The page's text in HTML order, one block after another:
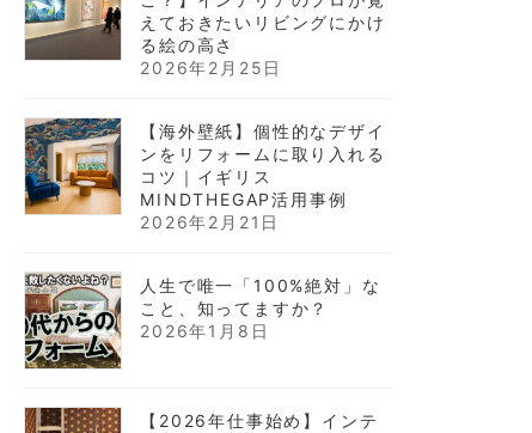
えておきたいリビングにかけ
る絵の高さ
2026年2月25日
【海外壁紙】個性的なデザイ
ンをリフォームに取り入れる
コツ｜イギリス
MINDTHEGAP活用事例
2026年2月21日
人生で唯一「100%絶対」な
こと、知ってますか？
2026年1月8日
【2026年仕事始め】インテ